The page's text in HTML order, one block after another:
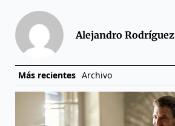
Alejandro Rodríguez
Más recientes Archivo